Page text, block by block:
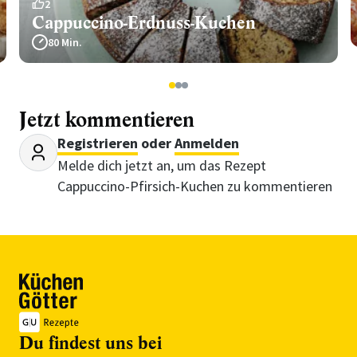
2
Cappuccino-Erdnuss-Kuchen
80 Min.
123
Jetzt kommentieren
Registrieren oderAnmelden
Melde dich jetzt an, um das Rezept
Cappuccino-Pfirsich-Kuchen zu kommentieren
Du findest uns bei